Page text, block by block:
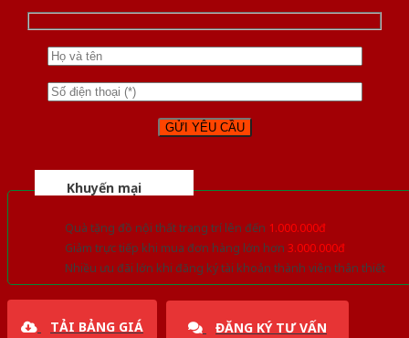
Khuyến mại
Quà tặng đồ nội thất trang trí lên đến 1.000.000đ
Giảm trực tiếp khi mua đơn hàng lớn hơn 3.000.000đ
Nhiều ưu đãi lớn khi đăng ký tài khoản thành viên thân thiết
TẢI BẢNG GIÁ ĐĂNG KÝ TƯ VẤN